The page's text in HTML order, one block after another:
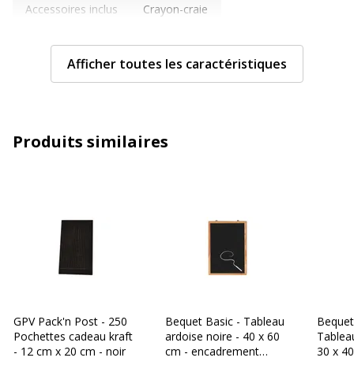
Accessoires inclus
Crayon-craie
Caractéristiques générales
Caractéristiques générales
Caractéristiques techniques
Caractéristiques techniques
Matériau du cadre Plastique
Afficher toutes les caractéristiques
Produits similaires
GPV Pack'n Post - 250
Pochettes cadeau kraft
- 12 cm x 20 cm - noir
Bequet Basic - Tableau
ardoise noire - 40 x 60
cm - encadrement
30 x